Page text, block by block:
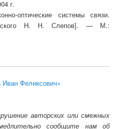
г.
оптические системы связи.
Н. Н. Слепов]. — М.:
Иван Феликсович»
авторских или смежных
сообщите нам об